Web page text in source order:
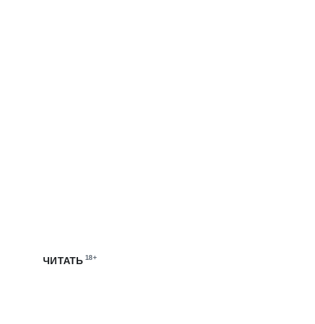
ЧИТАТЬ 18+